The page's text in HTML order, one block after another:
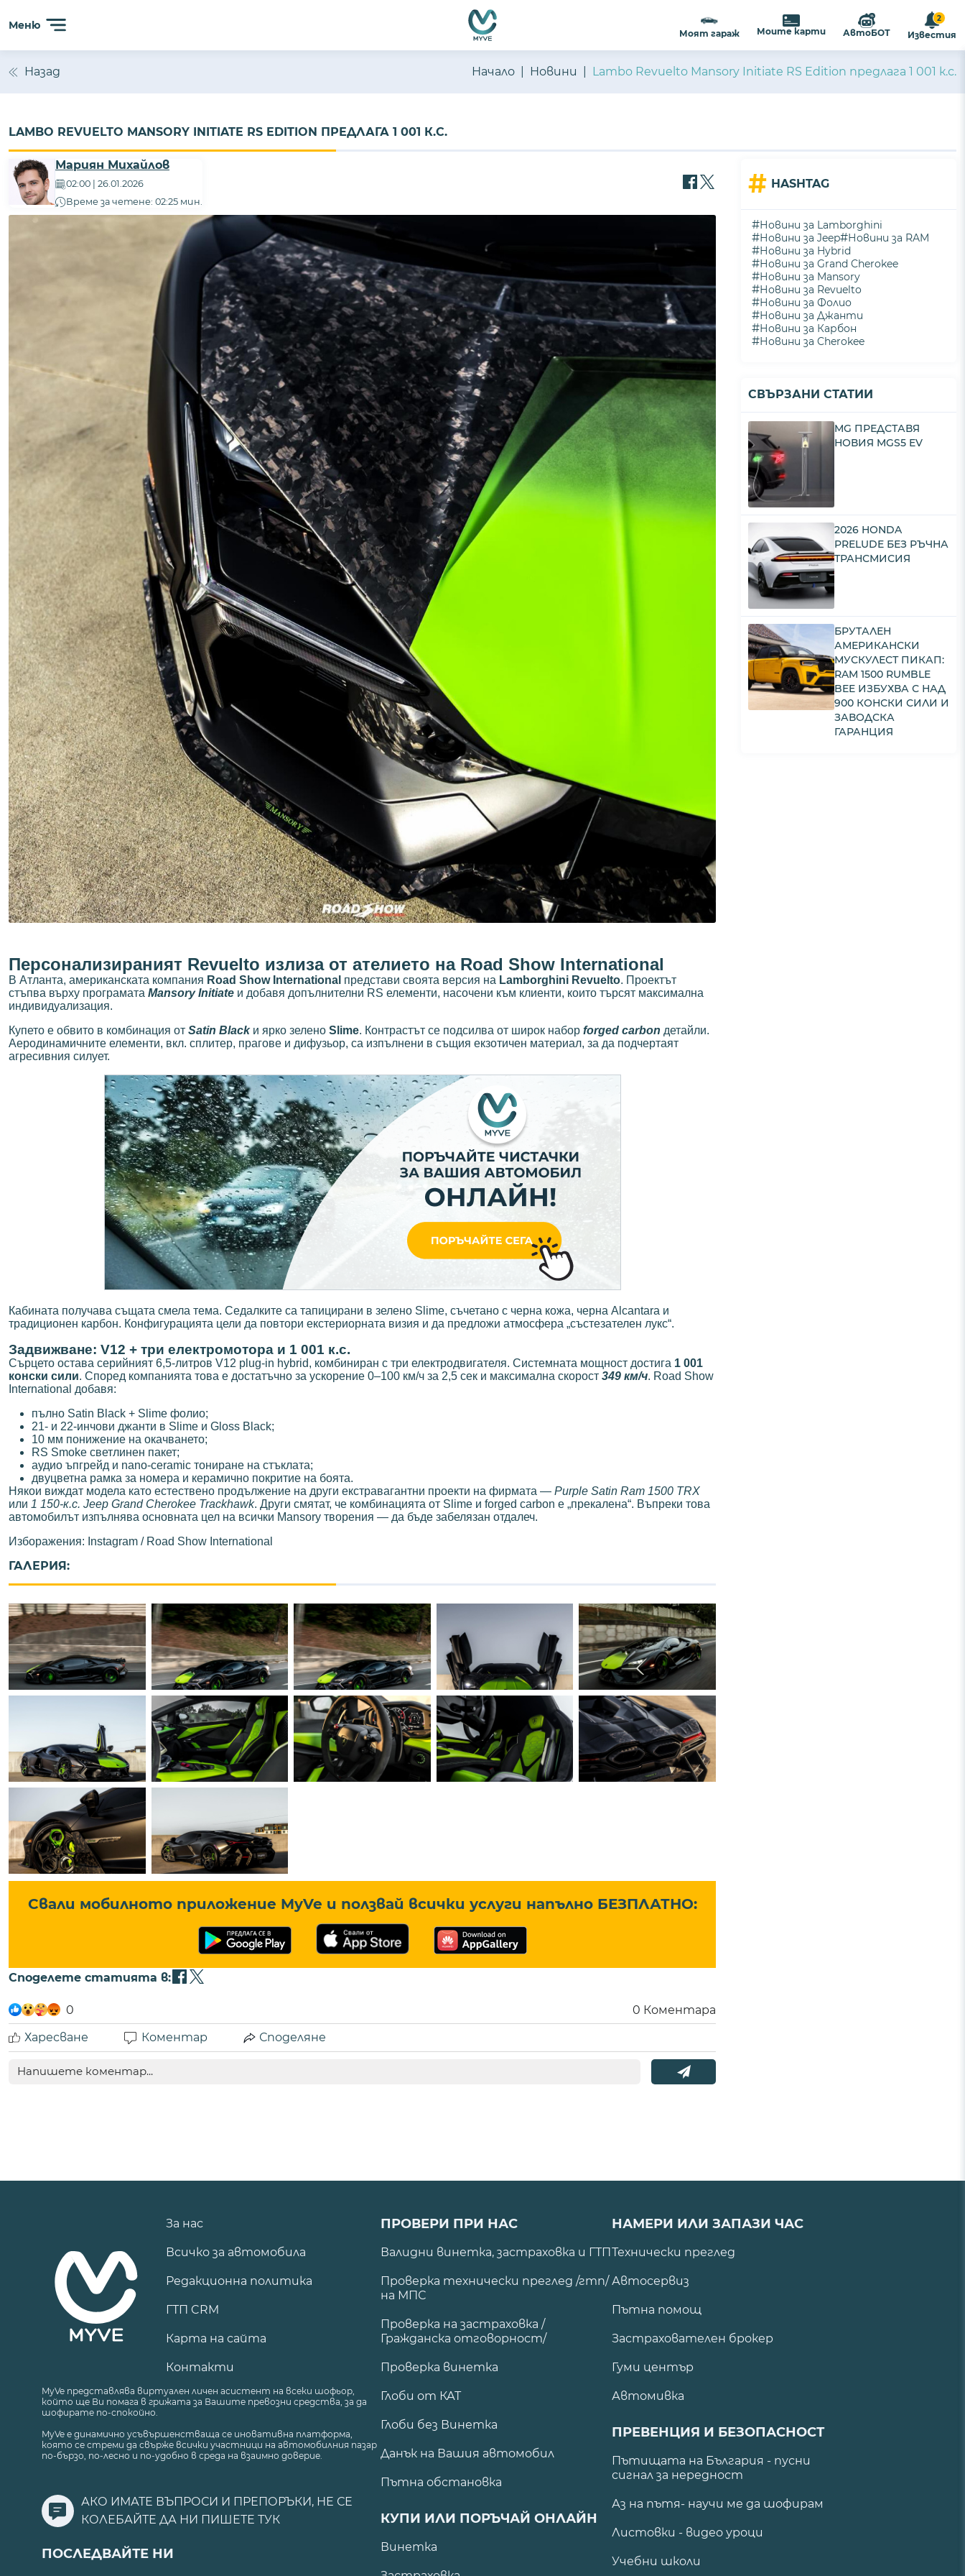
Сайтът използва 'бисквитки' (cookies) с цел безпроблемно функциониране, подобряване на изживяването, персонализиране на съдържанието и
Политика за бисквитки
ПРИЕМАМ
Меню
Моят гараж Моите карти АвтоБОТ
2
Известия
Назад Начало Новини Lambo Revuelto Mansory Initiate RS Edition предлага 1 001 к.с.
LAMBO REVUELTO MANSORY INITIATE RS EDITION ПРЕДЛАГА 1 001 К.С.
Мариян Михайлов
02:00 | 26.01.2026
Време за четене: 02:25 мин.
Персонализираният Revuelto излиза от ателието на Road Show International
В Атланта, американската компания Road Show International представи своята версия на Lamborghini Revuelto. Проектът
стъпва върху програмата Mansory Initiate и добавя допълнителни RS елементи, насочени към клиенти, които търсят максимална
индивидуализация.
Купето е обвито в комбинация от Satin Blackи ярко зелено Slime. Контрастът се подсилва от широк набор forged carbon детайли.
Аеродинамичните елементи, вкл. сплитер, прагове и дифузьор, са изпълнени в същия екзотичен материал, за да подчертаят
агресивния силует.
Кабината получава същата смела тема. Седалките са тапицирани в зелено Slime, съчетано с черна кожа, черна Alcantara и
традиционен карбон. Конфигурацията цели да повтори екстериорната визия и да предложи атмосфера „състезателен лукс“.
Задвижване: V12 + три електромотора и 1 001 к.с.
Сърцето остава серийният 6,5-литров V12 plug-in hybrid, комбиниран с три електродвигателя. Системната мощност достига 1 001
конски сили. Според компанията това е достатъчно за ускорение 0–100 км/ч за 2,5 сек и максимална скорост 349 км/ч. Road Show
International добавя:
пълно Satin Black + Slime фолио;
21- и 22-инчови джанти в Slime и Gloss Black;
10 мм понижение на окачването;
RS Smoke светлинен пакет;
аудио ъпгрейд и nano-ceramic тониране на стъклата;
двуцветна рамка за номера и керамично покритие на боята.
Някои виждат модела като естествено продължение на други екстравагантни проекти на фирмата — Purple Satin Ram 1500 TRX
или 1 150-к.с. Jeep Grand Cherokee Trackhawk. Други смятат, че комбинацията от Slime и forged carbon е „прекалена“. Въпреки това
автомобилът изпълнява основната цел на всички Mansory творения — да бъде забелязан отдалеч.
Изборажения: Instagram / Road Show International
ГАЛЕРИЯ:
Свали мобилното приложение MyVe и ползвай всички услуги напълно БЕЗПЛАТНО:
Споделете статията в:
0 0 Коментара
Харесване
Коментар Споделяне
# HASHTAG
#Новини за Lamborghini
#Новини за Jeep#Новини за RAM
#Новини за Hybrid
#Новини за Grand Cherokee
#Новини за Mansory
#Новини за Revuelto
#Новини за Фолио
#Новини за Джанти
#Новини за Карбон
#Новини за Cherokee
СВЪРЗАНИ СТАТИИ
MG ПРЕДСТАВЯ
НОВИЯ MGS5 EV
2026 HONDA
PRELUDE БЕЗ РЪЧНА
ТРАНСМИСИЯ
БРУТАЛЕН
АМЕРИКАНСКИ
МУСКУЛЕСТ ПИКАП:
RAM 1500 RUMBLE
BEE ИЗБУХВА С НАД
900 КОНСКИ СИЛИ И
ЗАВОДСКА
ГАРАНЦИЯ
За нас
Всичко за автомобила
Редакционна политика
ГТП CRM
Карта на сайта
Контакти
MyVe представлява виртуален личен асистент на всеки шофьор,
който ще Ви помага в грижата за Вашите превозни средства, за да
шофирате по-спокойно.
MyVe е динамично усъвършенстваща се иновативна платформа,
която се стреми да свърже всички участници на автомобилния пазар
по-бързо, по-лесно и по-удобно в среда на взаимно доверие.
АКО ИМАТЕ ВЪПРОСИ И ПРЕПОРЪКИ, НЕ СЕ
КОЛЕБАЙТЕ ДА НИ ПИШЕТЕ ТУК
ПОСЛЕДВАЙТЕ НИ
ПРОВЕРИ ПРИ НАС
Валидни винетка, застраховка и ГТП
Проверка технически преглед /гтп/
на МПС
Проверка на застраховка /
Гражданска отговорност/
Проверка винетка
Глоби от КАТ
Глоби без Винетка
Данък на Вашия автомобил
Пътна обстановка
КУПИ ИЛИ ПОРЪЧАЙ ОНЛАЙН
Винетка
НАМЕРИ ИЛИ ЗАПАЗИ ЧАС
Технически преглед
Автосервиз
Пътна помощ
Застрахователен брокер
Гуми център
Автомивка
ПРЕВЕНЦИЯ И БЕЗОПАСНОСТ
Пътищата на България - пусни
сигнал за нередност
Аз на пътя- научи ме да шофирам
Листовки - видео уроци
Учебни школи